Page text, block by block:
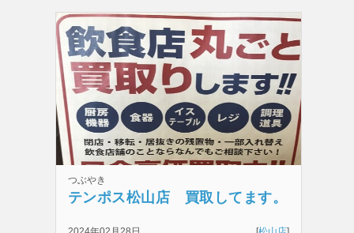
つぶやき
テンポス松山店 買取してます。